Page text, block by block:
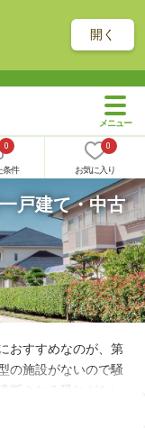
開く
0
条件
0
お気に入り
戸建て・中古
おすすめなのが、第
の施設がないので騒
断される恐れがない
やすい土地ではある